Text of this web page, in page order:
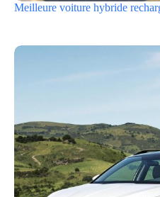
Meilleure voiture hybride